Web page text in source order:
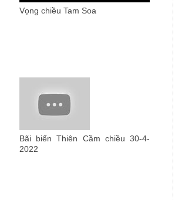
Vọng chiều Tam Soa
Bãi biển Thiên Cầm chiều 30-4-
2022